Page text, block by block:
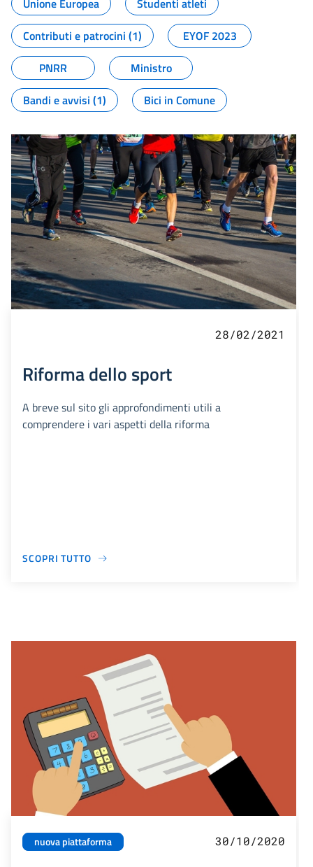
Unione Europea
Studenti atleti
Contributi e patrocini (1)
EYOF 2023
PNRR
Ministro
Bandi e avvisi (1)
Bici in Comune
28/02/2021
Riforma dello sport
A breve sul sito gli approfondimenti utili a
comprendere i vari aspetti della riforma
SCOPRI TUTTO
nuova piattaforma 30/10/2020